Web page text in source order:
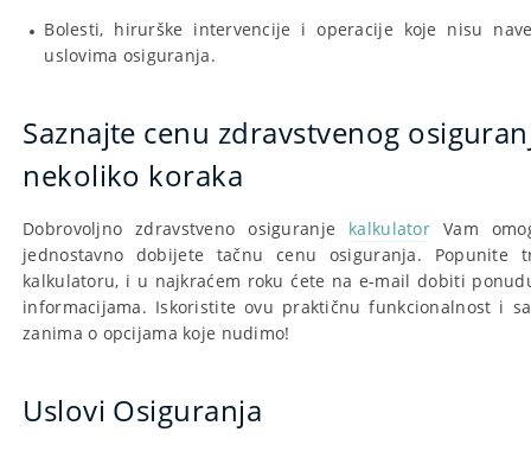
Bolesti, hirurške intervencije i operacije koje nisu
uslovima osiguranja.
Saznajte cenu zdravstvenog
nekoliko koraka
Dobrovoljno zdravstveno osiguranje kalkulatorVam
jednostavno dobijete tačnu cenu osiguranja. Popunite
kalkulatoru, i u najkraćem roku ćete na e-mail dobiti
informacijama. Iskoristite ovu praktičnu funkcionalnost i
zanima o opcijama koje nudimo!
Uslovi Osiguranja